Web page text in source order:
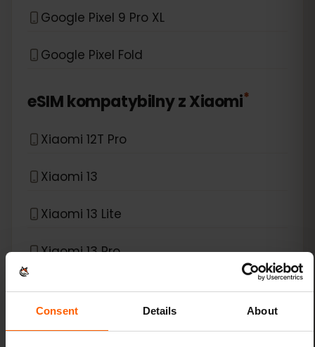
Consent Details About
Google Pixel 9 Pro XL
Google Pixel Fold
eSIM kompatybilny zXiaomi*
Xiaomi 12T Pro
Xiaomi 13
Xiaomi 13 Lite
Xiaomi 13 Pro
Xiaomi 13T Pro